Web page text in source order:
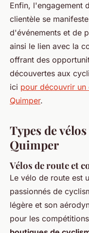
Enfin, l'engagement
clientèle se
d'événements et de
ainsi le lien avec la
offrant des
découvertes aux
ici pour découvrir un
Quimper.
Types de
Quimper
Vélos de route et
Le vélo de route est
passionnés de
légère et son
pour les